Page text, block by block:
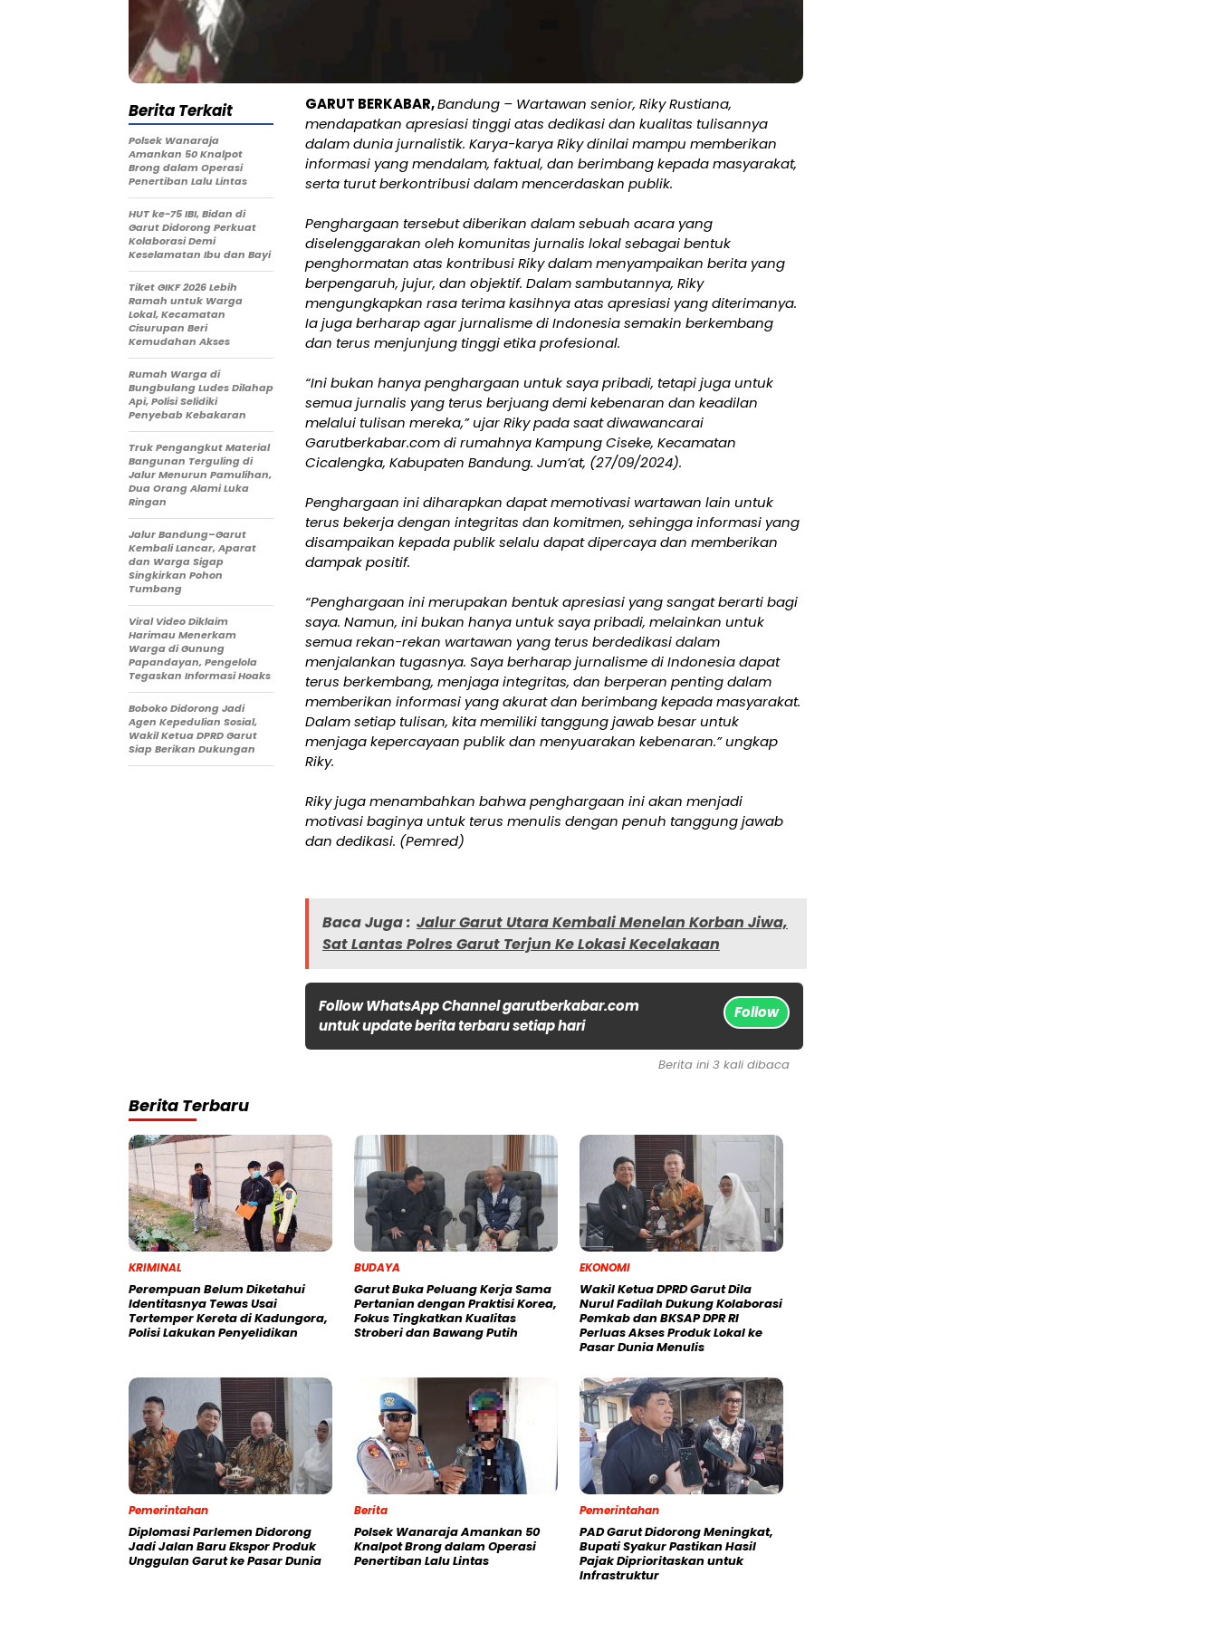
GARUT BERKABAR,Bandung – Wartawan senior, Riky Rustiana,
mendapatkan apresiasi tinggi atas dedikasi dan kualitas tulisannya
dalam dunia jurnalistik. Karya-karya Riky dinilai mampu memberikan
informasi yang mendalam, faktual, dan berimbang kepada masyarakat,
serta turut berkontribusi dalam mencerdaskan publik.
Penghargaan tersebut diberikan dalam sebuah acara yang
diselenggarakan oleh komunitas jurnalis lokal sebagai bentuk
penghormatan atas kontribusi Riky dalam menyampaikan berita yang
berpengaruh, jujur, dan objektif. Dalam sambutannya, Riky
mengungkapkan rasa terima kasihnya atas apresiasi yang diterimanya.
Ia juga berharap agar jurnalisme di Indonesia semakin berkembang
dan terus menjunjung tinggi etika profesional.
“Ini bukan hanya penghargaan untuk saya pribadi, tetapi juga untuk
semua jurnalis yang terus berjuang demi kebenaran dan keadilan
melalui tulisan mereka,” ujar Riky pada saat diwawancarai
Garutberkabar.com di rumahnya Kampung Ciseke, Kecamatan
Cicalengka, Kabupaten Bandung. Jum’at, (27/09/2024).
Penghargaan ini diharapkan dapat memotivasi wartawan lain untuk
terus bekerja dengan integritas dan komitmen, sehingga informasi yang
disampaikan kepada publik selalu dapat dipercaya dan memberikan
dampak positif.
“Penghargaan ini merupakan bentuk apresiasi yang sangat berarti bagi
saya. Namun, ini bukan hanya untuk saya pribadi, melainkan untuk
semua rekan-rekan wartawan yang terus berdedikasi dalam
menjalankan tugasnya. Saya berharap jurnalisme di Indonesia dapat
terus berkembang, menjaga integritas, dan berperan penting dalam
memberikan informasi yang akurat dan berimbang kepada masyarakat.
Dalam setiap tulisan, kita memiliki tanggung jawab besar untuk
menjaga kepercayaan publik dan menyuarakan kebenaran.” ungkap
Riky.
Riky juga menambahkan bahwa penghargaan ini akan menjadi
motivasi baginya untuk terus menulis dengan penuh tanggung jawab
dan dedikasi. (Pemred)
Baca Juga : Jalur Garut Utara Kembali Menelan Korban Jiwa,
Sat Lantas Polres Garut Terjun Ke Lokasi Kecelakaan
Follow WhatsApp Channel garutberkabar.com
untuk update berita terbaru setiap hari
Follow
Berita Terkait
Polsek Wanaraja
Amankan 50 Knalpot
Brong dalam Operasi
Penertiban Lalu Lintas
HUT ke-75 IBI, Bidan di
Garut Didorong Perkuat
Kolaborasi Demi
Keselamatan Ibu dan Bayi
Tiket GIKF 2026 Lebih
Ramah untuk Warga
Lokal, Kecamatan
Cisurupan Beri
Kemudahan Akses
Rumah Warga di
Bungbulang Ludes Dilahap
Api, Polisi Selidiki
Penyebab Kebakaran
Truk Pengangkut Material
Bangunan Terguling di
Jalur Menurun Pamulihan,
Dua Orang Alami Luka
Ringan
Jalur Bandung–Garut
Kembali Lancar, Aparat
dan Warga Sigap
Singkirkan Pohon
Tumbang
Viral Video Diklaim
Harimau Menerkam
Warga di Gunung
Papandayan, Pengelola
Tegaskan Informasi Hoaks
Boboko Didorong Jadi
Agen Kepedulian Sosial,
Wakil Ketua DPRD Garut
Siap Berikan Dukungan
Berita ini 3 kali dibaca
Berita Terbaru
KRIMINAL
Perempuan Belum Diketahui
Identitasnya Tewas Usai
Tertemper Kereta di Kadungora,
Polisi Lakukan Penyelidikan
BUDAYA
Garut Buka Peluang Kerja Sama
Pertanian dengan Praktisi Korea,
Fokus Tingkatkan Kualitas
Stroberi dan Bawang Putih
EKONOMI
Wakil Ketua DPRD Garut Dila
Nurul Fadilah Dukung Kolaborasi
Pemkab dan BKSAP DPR RI
Perluas Akses Produk Lokal ke
Pasar Dunia Menulis
Pemerintahan
Diplomasi Parlemen Didorong
Jadi Jalan Baru Ekspor Produk
Unggulan Garut ke Pasar Dunia
Berita
Polsek Wanaraja Amankan 50
Knalpot Brong dalam Operasi
Penertiban Lalu Lintas
Pemerintahan
PAD Garut Didorong Meningkat,
Bupati Syakur Pastikan Hasil
Pajak Diprioritaskan untuk
Infrastruktur